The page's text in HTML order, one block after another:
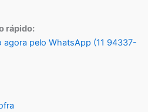
rápido:
agora pelo WhatsApp (11 94337-